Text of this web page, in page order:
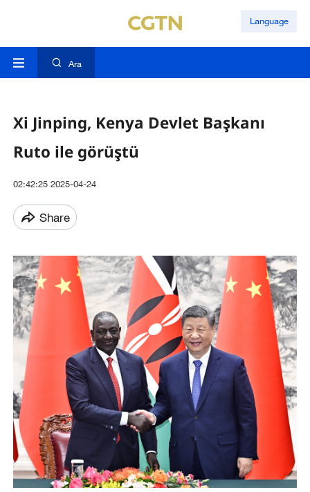
Language
Ara
Xi Jinping, Kenya Devlet Başkanı
Ruto ile görüştü
02:42:25 2025-04-24
Share